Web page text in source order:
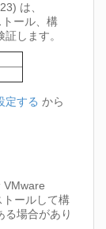
は、
ール、構
します。
定する から
VMware
ールして構
る場合があり